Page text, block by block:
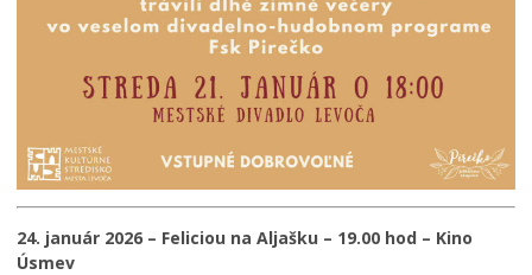
24. január 2026 – Feliciou na Aljašku – 19.00 hod – Kino
Úsmev